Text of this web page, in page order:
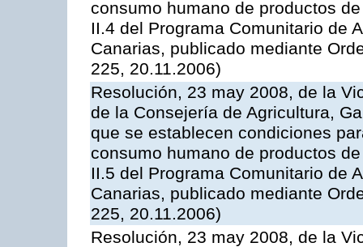
consumo humano de productos
II.4 del Programa Comunitario de
Canarias, publicado mediante
225, 20.11.2006)
Resolución, 23 may 2008, de la
de la Consejería de Agricultura,
que se establecen condiciones
consumo humano de productos
II.5 del Programa Comunitario de
Canarias, publicado mediante
225, 20.11.2006)
Resolución, 23 may 2008, de la